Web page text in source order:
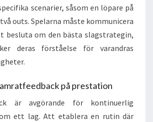
scenarier, såsom en löpare på
outs. Spelarna måste kommunicera
besluta om den bästa slagstrategin,
deras förståelse för varandras
på prestation
är avgörande för kontinuerlig
ett lag. Att etablera en rutin där